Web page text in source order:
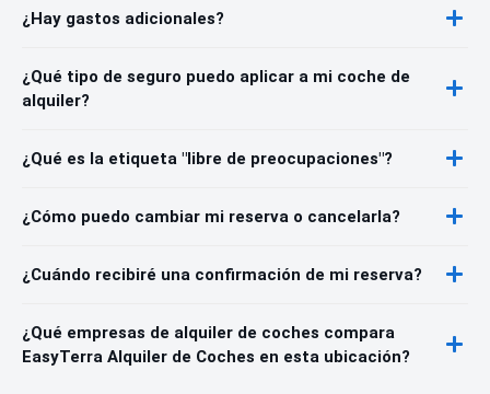
¿Hay gastos adicionales?
¿Qué tipo de seguro puedo aplicar a mi coche de
alquiler?
¿Qué es la etiqueta "libre de preocupaciones"?
¿Cómo puedo cambiar mi reserva o cancelarla?
¿Cuándo recibiré una confirmación de mi reserva?
¿Qué empresas de alquiler de coches compara
EasyTerra Alquiler de Coches en esta ubicación?